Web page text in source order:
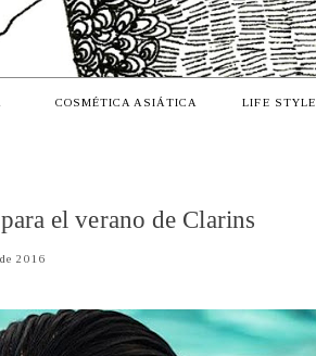
COSMÉTICA ASIÁTICA LIFE STYLE
el verano de Clarins
2016